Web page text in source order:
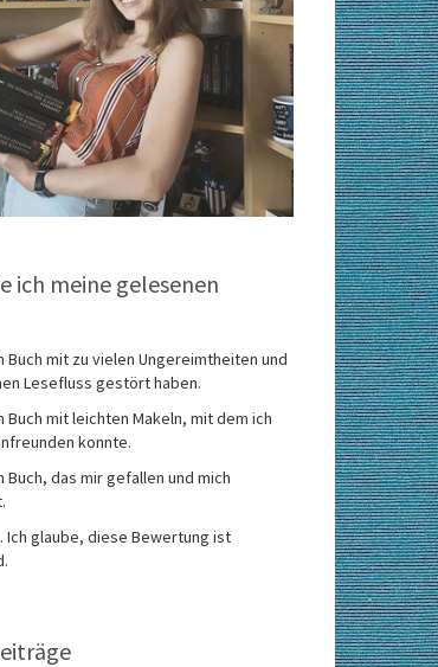
ich meine gelesenen
Buch mit zu vielen Ungereimtheiten und
Lesefluss gestört haben.
Buch mit leichten Makeln, mit dem ich
konnte.
Buch, das mir gefallen und mich
glaube, diese Bewertung ist